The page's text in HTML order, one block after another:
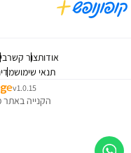
אודותצור קשר
תנאי שימוש
v1.0.15
הקנייה באתר